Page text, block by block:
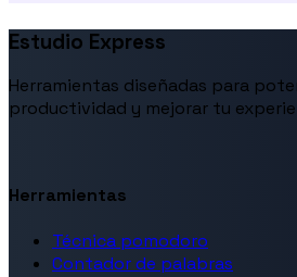
Estudio Express
Herramientas diseñadas para
productividad y mejorar tu
Herramientas
Técnica pomodoro
Contador de palabras